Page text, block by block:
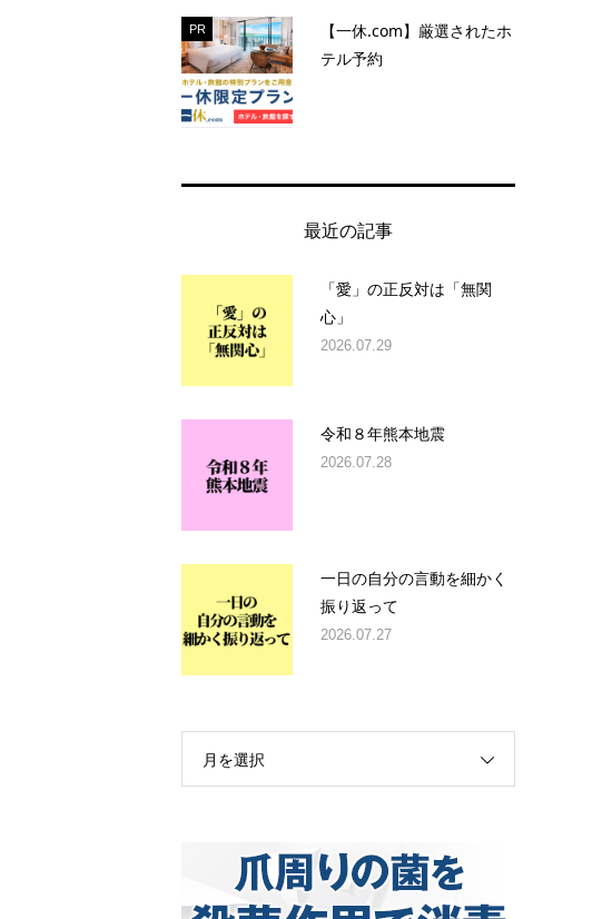
PR
【一休.com】厳選されたホ
テル予約
最近の記事
「愛」の正反対は「無関
心」
2026.07.29
令和８年熊本地震
2026.07.28
一日の自分の言動を細かく
振り返って
2026.07.27
月を選択